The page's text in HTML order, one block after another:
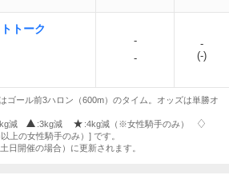
トーク
-
-
-
(-)
ゴール前3ハロン（600m）のタイム。オッズは単勝オ
減 :3kg減
:4kg減（※女性騎手のみ）
上の女性騎手のみ）] です。
日開催の場合）に更新されます。